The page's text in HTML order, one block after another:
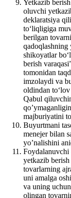
Yetkazib
oluvchi
deklaratsiya
to‘liqligiga
berilgan
qadoqlashning
shikoyatlar
berish
tomonidan
imzolaydi va
oldindan
Qabul
majburiyatini
Buyurtmani
menejer bilan
yo’nalishini
Foydalanuvchi
yetkazib
tovarlarning
uni amalga
va uning
olingan